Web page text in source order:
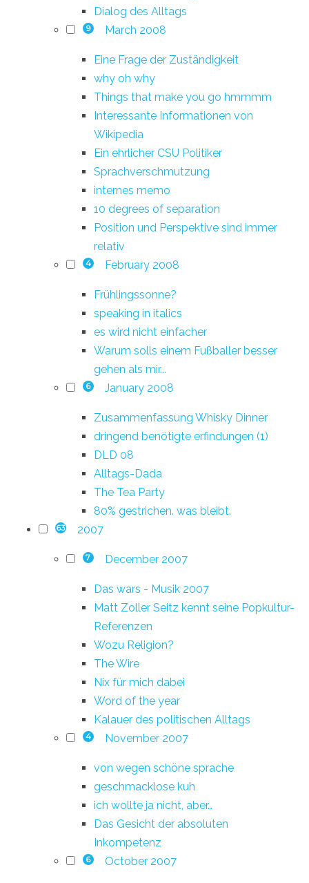
Dialog des Alltags
9 March 2008
Eine Frage der Zuständigkeit
why oh why
Things that make you go hmmmm
Interessante Informationen von
Wikipedia
Ein ehrlicher CSU Politiker
Sprachverschmutzung
internes memo
10 degrees of separation
Position und Perspektive sind immer
relativ
4 February 2008
Frühlingssonne?
speaking in italics
es wird nicht einfacher
Warum solls einem Fußballer besser
gehen als mir...
6 January 2008
Zusammenfassung Whisky Dinner
dringend benötigte erfindungen (1)
DLD 08
Alltags-Dada
The Tea Party
80% gestrichen. was bleibt.
63 2007
7 December 2007
Das wars - Musik 2007
Matt Zoller Seitz kennt seine Popkultur-
Referenzen
Wozu Religion?
The Wire
Nix für mich dabei
Word of the year
Kalauer des politischen Alltags
4 November 2007
von wegen schöne sprache
geschmacklose kuh
ich wollte ja nicht, aber…
Das Gesicht der absoluten
Inkompetenz
6 October 2007